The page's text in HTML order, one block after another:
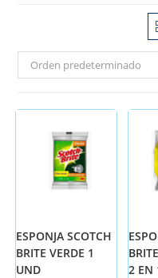
Orden predeterminado
ESPONJA SCOTCH
BRITE VERDE 1
UND
2 EN